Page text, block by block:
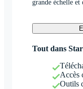
grande échelle
Tout dans
Accès
Outils